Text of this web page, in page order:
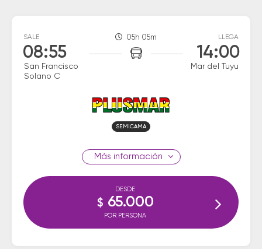
SALE
08:55
San Francisco
Solano C
05h 05m LLEGA
14:00
Mar del Tuyu
SEMICAMA
información
DESDE
$ 65.000
POR PERSONA